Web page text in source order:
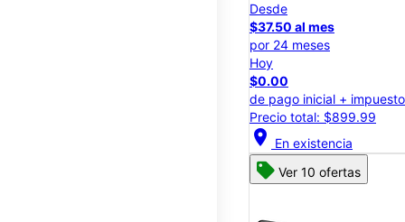
Desde
$37.50 al mes
por 24 meses
Hoy
$0.00
de pago inicial +
Precio total: $899.99
location_on En existencia
Ver 10 ofertas